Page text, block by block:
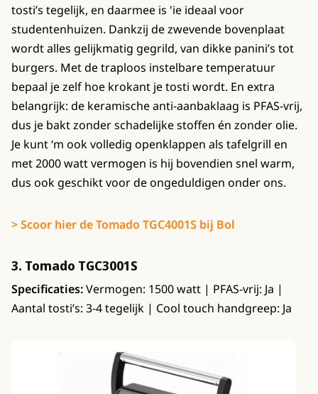
tosti’s tegelijk, en daarmee is 'ie ideaal voor
studentenhuizen. Dankzij de zwevende bovenplaat
wordt alles gelijkmatig gegrild, van dikke panini’s tot
burgers. Met de traploos instelbare temperatuur
bepaal je zelf hoe krokant je tosti wordt. En extra
belangrijk: de keramische anti-aanbaklaag is PFAS-vrij,
dus je bakt zonder schadelijke stoffen én zonder olie.
Je kunt ‘m ook volledig openklappen als tafelgrill en
met 2000 watt vermogen is hij bovendien snel warm,
dus ook geschikt voor de ongeduldigen onder ons.
> Scoor hier de Tomado TGC4001S bij Bol
3. Tomado TGC3001S
Specificaties:Vermogen: 1500 watt | PFAS-vrij: Ja |
Aantal tosti’s: 3-4 tegelijk | Cool touch handgreep: Ja